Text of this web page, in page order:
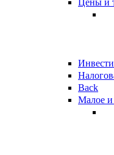
Цены и
Back
Малое и